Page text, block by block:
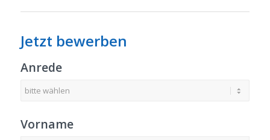
Jetzt bewerben
Anrede
Vorname